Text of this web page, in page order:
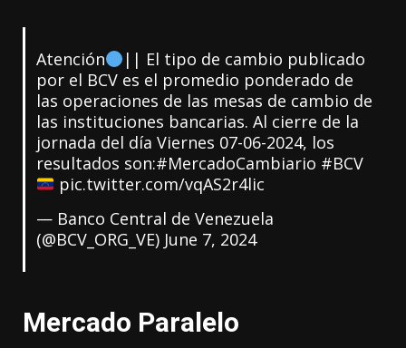
Atención
|| El tipo de cambio publicado
por el BCV es el promedio ponderado de
las operaciones de las mesas de cambio de
las instituciones bancarias. Al cierre de la
jornada del día Viernes 07-06-2024, los
resultados son:#MercadoCambiario #BCV
pic.twitter.com/vqAS2r4lic
— Banco Central de Venezuela
(@BCV_ORG_VE) June 7, 2024
Mercado Paralelo